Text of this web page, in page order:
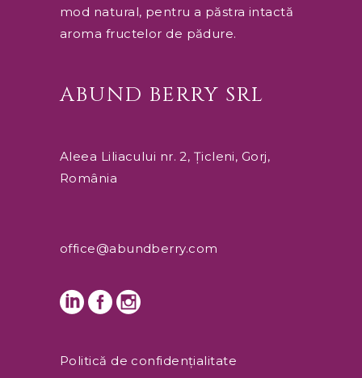
mod natural, pentru a păstra intactă
aroma fructelor de pădure.
ABUND BERRY SRL
Aleea Liliacului nr. 2, Țicleni, Gorj,
România
office@abundberry.com
Politică de confidențialitate